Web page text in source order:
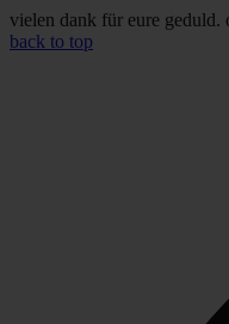
vielen dank für eure geduld.
back to top